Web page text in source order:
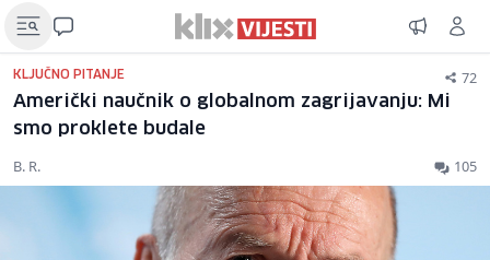
KLJUČNO PITANJE 72
Američki naučnik o globalnom zagrijavanju: Mi
smo proklete budale
B. R. 105